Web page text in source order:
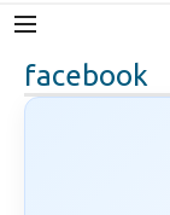
facebook